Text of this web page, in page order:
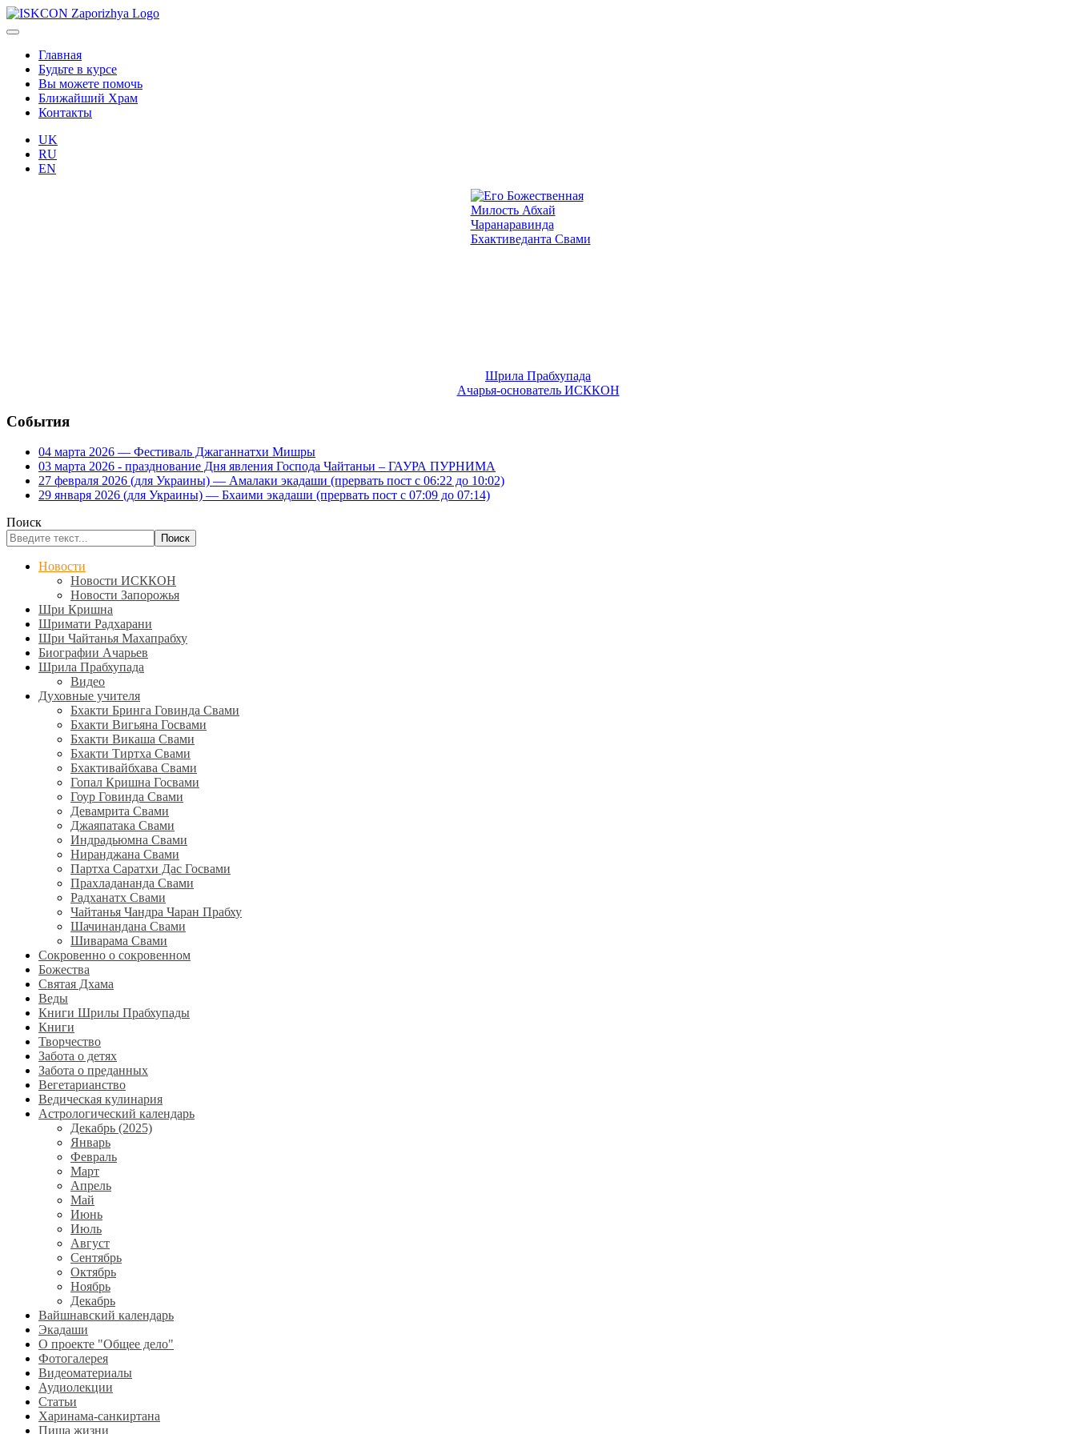
Главная
Будьте в курсе
Вы можете помочь
Ближайший Храм
Контакты
UK
RU
EN
Шрила Прабхупада
Ачарья-основатель ИСККОН
События
04 марта 2026 — Фестиваль Джаганнатхи Мишры
03 марта 2026 - празднование Дня явления Господа Чайтаньи – ГАУРА ПУРНИМА
27 февраля 2026 (для Украины) — Амалаки экадаши (прервать пост с 06:22 до 10:02)
29 января 2026 (для Украины) — Бхаими экадаши (прервать пост с 07:09 до 07:14)
Поиск
Поиск
Новости
Новости ИСККОН
Новости Запорожья
Шри Кришна
Шримати Радхарани
Шри Чайтанья Махапрабху
Биографии Ачарьев
Шрила Прабхупада
Видео
Духовные учителя
Бхакти Бринга Говинда Свами
Бхакти Вигьяна Госвами
Бхакти Викаша Свами
Бхакти Тиртха Свами
Бхактивайбхава Свами
Гопал Кришна Госвами
Гоур Говинда Свами
Девамрита Свами
Джаяпатака Свами
Индрадьюмна Свами
Ниранджана Свами
Партха Саратхи Дас Госвами
Прахладананда Свами
Радханатх Свами
Чайтанья Чандра Чаран Прабху
Шачинандана Свами
Шиварама Свами
Сокровенно о сокровенном
Божества
Святая Дхама
Веды
Книги Шрилы Прабхупады
Книги
Творчество
Забота о детях
Забота о преданных
Вегетарианство
Ведическая кулинария
Астрологический календарь
Декабрь (2025)
Январь
Февраль
Март
Апрель
Май
Июнь
Июль
Август
Сентябрь
Октябрь
Ноябрь
Декабрь
Вайшнавский календарь
Экадаши
О проекте "Общее дело"
Фотогалерея
Видеоматериалы
Аудиолекции
Статьи
Харинама-санкиртана
Пища жизни